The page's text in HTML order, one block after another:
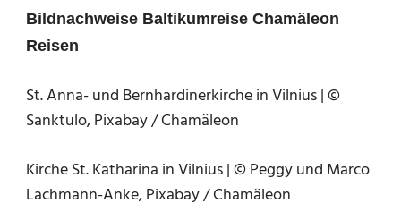
Bildnachweise Baltikumreise Chamäleon
Reisen
St. Anna- und Bernhardinerkirche in Vilnius | ©
Sanktulo, Pixabay / Chamäleon
Kirche St. Katharina in Vilnius | © Peggy und Marco
Lachmann-Anke, Pixabay / Chamäleon